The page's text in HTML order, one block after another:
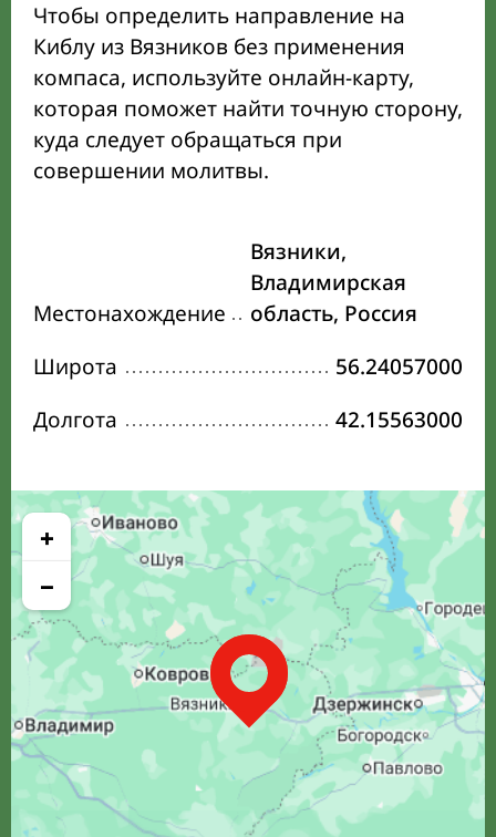
Чтобы определить направление на
Киблу из Вязников без применения
компаса, используйте онлайн-карту,
которая поможет найти точную сторону,
куда следует обращаться при
совершении молитвы.
Местонахождение
Вязники,
Владимирская
область, Россия
Широта
56.24057000
Долгота
42.15563000
+
−